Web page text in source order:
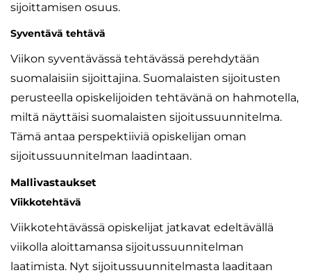
sijoittamisen osuus.
Syventävä tehtävä
Viikon syventävässä tehtävässä perehdytään
suomalaisiin sijoittajina. Suomalaisten sijoitusten
perusteella opiskelijoiden tehtävänä on hahmotella,
miltä näyttäisi suomalaisten sijoitussuunnitelma.
Tämä antaa perspektiiviä opiskelijan oman
sijoitussuunnitelman laadintaan.
Mallivastaukset
Viikkotehtävä
Viikkotehtävässä opiskelijat jatkavat edeltävällä
viikolla aloittamansa sijoitussuunnitelman
laatimista. Nyt sijoitussuunnitelmasta laaditaan